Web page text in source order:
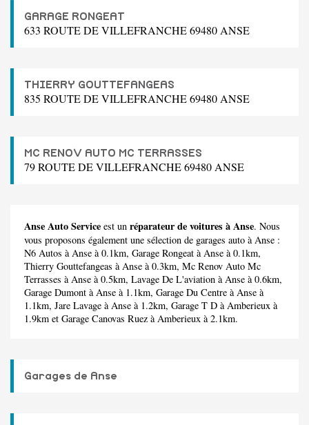
GARAGE RONGEAT
633 ROUTE DE VILLEFRANCHE 69480 ANSE
THIERRY GOUTTEFANGEAS
835 ROUTE DE VILLEFRANCHE 69480 ANSE
MC RENOV AUTO MC TERRASSES
79 ROUTE DE VILLEFRANCHE 69480 ANSE
Anse Auto Service est un réparateur de voitures à Anse. Nous
vous proposons également une sélection de garages auto à Anse :
N6 Autos à Anse à 0.1km, Garage Rongeat à Anse à 0.1km,
Thierry Gouttefangeas à Anse à 0.3km, Mc Renov Auto Mc
Terrasses à Anse à 0.5km, Lavage De L'aviation à Anse à 0.6km,
Garage Dumont à Anse à 1.1km, Garage Du Centre à Anse à
1.1km, Jare Lavage à Anse à 1.2km, Garage T D à Amberieux à
1.9km et Garage Canovas Ruez à Amberieux à 2.1km.
Garages de Anse